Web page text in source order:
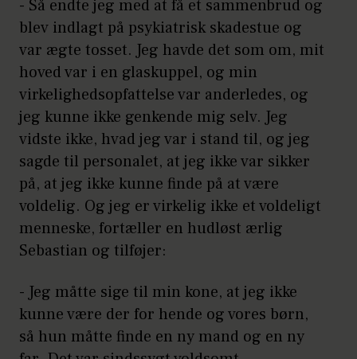
- Så endte jeg med at få et sammenbrud og
blev indlagt på psykiatrisk skadestue og
var ægte tosset. Jeg havde det som om, mit
hoved var i en glaskuppel, og min
virkelighedsopfattelse var anderledes, og
jeg kunne ikke genkende mig selv. Jeg
vidste ikke, hvad jeg var i stand til, og jeg
sagde til personalet, at jeg ikke var sikker
på, at jeg ikke kunne finde på at være
voldelig. Og jeg er virkelig ikke et voldeligt
menneske, fortæller en hudløst ærlig
Sebastian og tilføjer:
- Jeg måtte sige til min kone, at jeg ikke
kunne være der for hende og vores børn,
så hun måtte finde en ny mand og en ny